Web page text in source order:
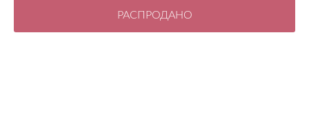
РАСПРОДАНО